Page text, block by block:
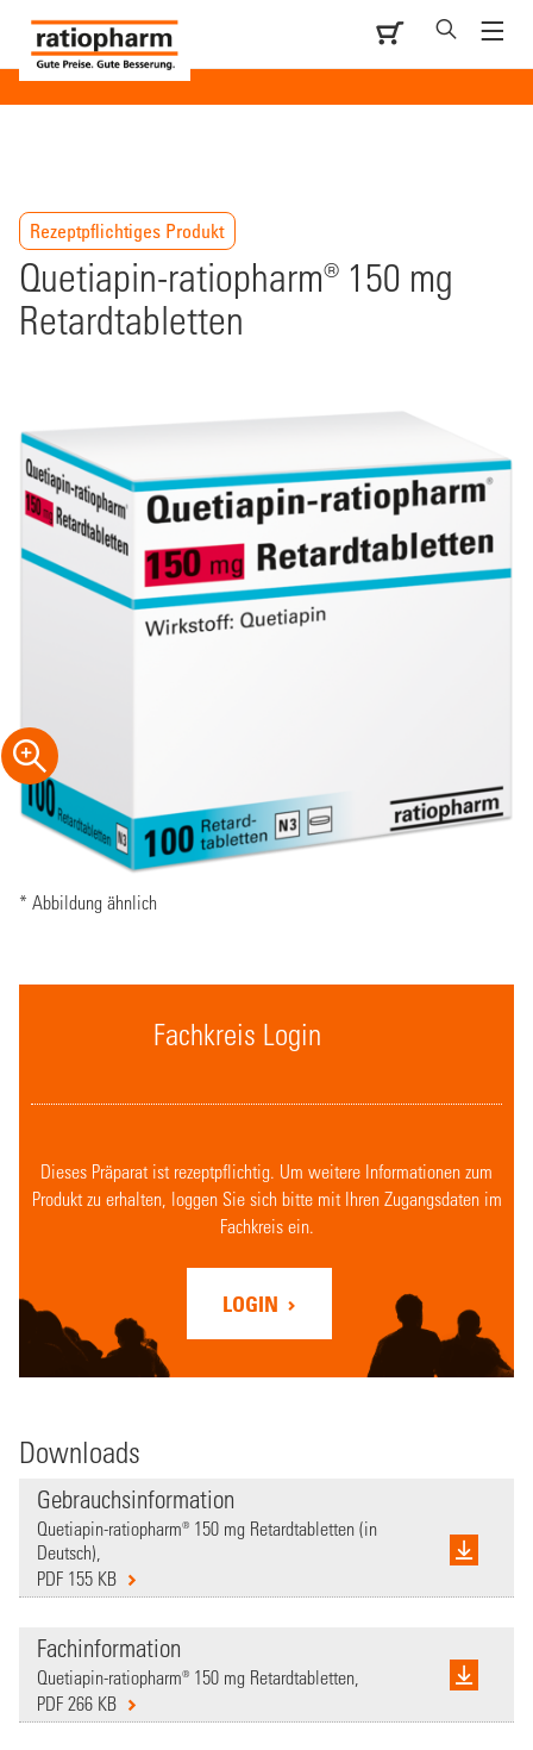
Rezeptpflichtiges Produkt
Quetiapin-ratiopharm® 150 mg
Retardtabletten
* Abbildung ähnlich
Fachkreis Login
Dieses Präparat ist rezeptpflichtig. Um weitere Informationen zum
Produkt zu erhalten, loggen Sie sich bitte mit Ihren Zugangsdaten im
Fachkreis ein.
LOGIN
Downloads
Gebrauchsinformation
Quetiapin-ratiopharm® 150 mg Retardtabletten (in
Deutsch),
PDF 155 KB
Fachinformation
Quetiapin-ratiopharm® 150 mg Retardtabletten,
PDF 266 KB